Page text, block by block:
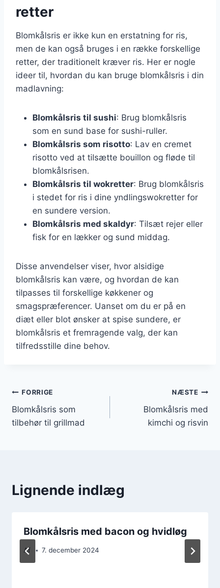
retter
Blomkålsris er ikke kun en erstatning for ris,
men de kan også bruges i en række forskellige
retter, der traditionelt kræver ris. Her er nogle
ideer til, hvordan du kan bruge blomkålsris i din
madlavning:
Blomkålsris til sushi: Brug blomkålsris
som en sund base for sushi-ruller.
Blomkålsris som risotto: Lav en cremet
risotto ved at tilsætte bouillon og fløde til
blomkålsrisen.
Blomkålsris til wokretter: Brug blomkålsris
i stedet for ris i dine yndlingswokretter for
en sundere version.
Blomkålsris med skaldyr: Tilsæt rejer eller
fisk for en lækker og sund middag.
Disse anvendelser viser, hvor alsidige
blomkålsris kan være, og hvordan de kan
tilpasses til forskellige køkkener og
smagspræferencer. Uanset om du er på en
diæt eller blot ønsker at spise sundere, er
blomkålsris et fremragende valg, der kan
tilfredsstille dine behov.
Indlægsnavigation
FORRIGE
Blomkålsris som
tilbehør til grillmad
NÆSTE
Blomkålsris med
kimchi og risvin
Lignende indlæg
Blomkålsris med bacon og hvidløg
Af 7. december 2024